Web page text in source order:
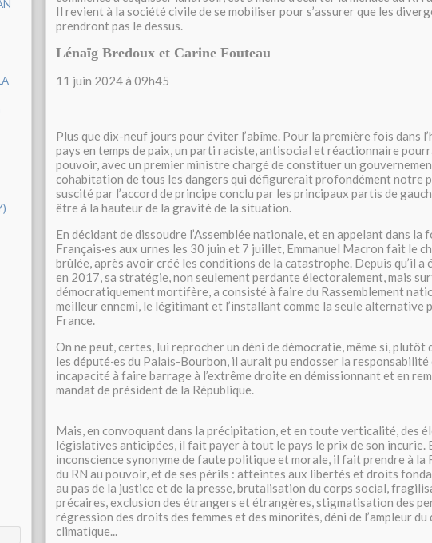
Il revient à la société civile de se mobiliser pour s’assurer que les
prendront pas le dessus.
Lénaïg Bredoux et Carine Fouteau
11 juin 2024 à 09h45
Plus que dix-neuf jours pour éviter l’abîme. Pour la première fois dans
pays en temps de paix, un parti raciste, antisocial et réactionnaire
pouvoir, avec un premier ministre chargé de constituer un
cohabitation de tous les dangers qui défigurerait profondément notre
suscité par l’accord de principe conclu par les principaux partis de
être à la hauteur de la gravité de la situation.
En décidant de dissoudre l’Assemblée nationale, et en appelant dans la
Français·es aux urnes les 30 juin et 7 juillet, Emmanuel Macron fait le
brûlée, après avoir créé les conditions de la catastrophe. Depuis qu’il a
en 2017, sa stratégie, non seulement perdante électoralement, mais
démocratiquement mortifère, a consisté à faire du Rassemblement
meilleur ennemi, le légitimant et l’installant comme la seule alternative
France.
On ne peut, certes, lui reprocher un déni de démocratie, même si, plutôt
les député·es du Palais-Bourbon, il aurait pu endosser la responsabilité
incapacité à faire barrage à l’extrême droite en démissionnant et en
mandat de président de la République.
Mais, en convoquant dans la précipitation, et en toute verticalité, des
législatives anticipées, il fait payer à tout le pays le prix de son incurie.
inconscience synonyme de faute politique et morale, il fait prendre à la
du RN au pouvoir, et de ses périls : atteintes aux libertés et droits
au pas de la justice et de la presse, brutalisation du corps social,
précaires, exclusion des étrangers et étrangères, stigmatisation des
régression des droits des femmes et des minorités, déni de l’ampleur
climatique...